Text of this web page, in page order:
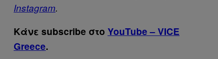
Instagram.
Κάνε subscribe στο YouTube – VICE
Greece.